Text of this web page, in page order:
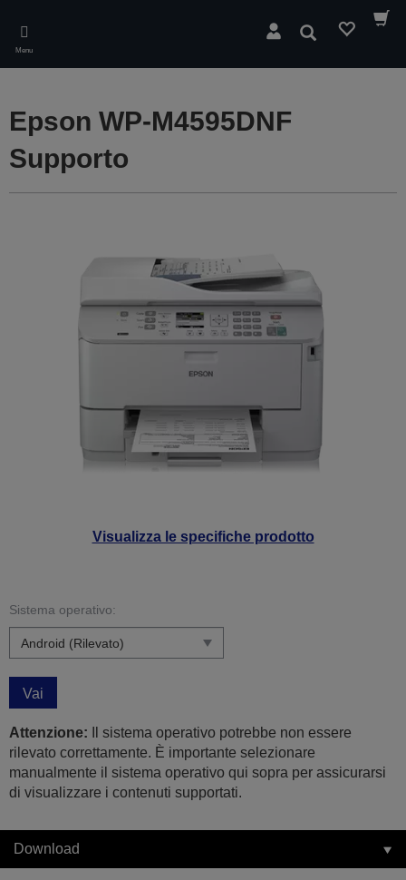
main
content
Menu
Cerca
Visualizza le specifiche prodotto
Epson WP-M4595DNF
Supporto
Sistema operativo:
Vai
Attenzione: Il sistema operativo potrebbe non essere
rilevato correttamente. È importante selezionare
manualmente il sistema operativo qui sopra per assicurarsi
di visualizzare i contenuti supportati.
Download